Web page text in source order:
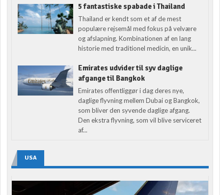
5 fantastiske spabade i Thailand
Thailand er kendt som et af de mest
populære rejsemål med fokus på velvære
og afslapning. Kombinationen af en lang
historie med traditionel medicin, en unik...
Emirates udvider til syv daglige
afgange til Bangkok
Emirates offentliggør i dag deres nye,
daglige flyvning mellem Dubai og Bangkok,
som bliver den syvende daglige afgang.
Den ekstra flyvning, som vil blive serviceret
af...
USA